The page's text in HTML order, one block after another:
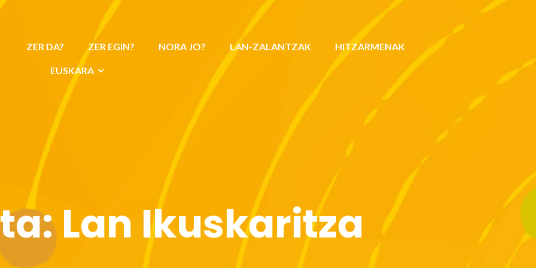
ZER DA? ZER EGIN? NORA JO? LAN-ZALANTZAK HITZARMENAK
EUSKARA
Lan Ikuskaritza